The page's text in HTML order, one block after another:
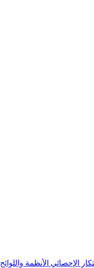
الإحصائي الأنظمة واللوائح